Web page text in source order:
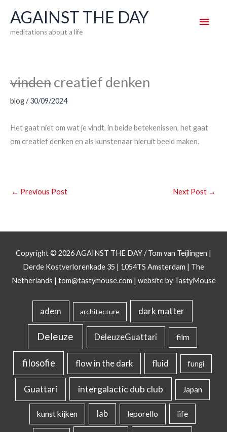
content
AGAINST THE DAY
meditations about a life
Main
vindencreatief denken
blog/30/09/2024
Het gaat niet om wat je vindt, in beide betekenissen, het gaat
om creatief denken en als kunstenaar hieruit beeld maken.
← Previous Post Next Post →
Copyright © 2026AGAINST THE DAY/ Tom van Teijlingen |
Derde Kostverlorenkade 35 | 1054TS Amsterdam | The
Netherlands | tom@tastymouse.com | website by TastyMouse
adem architecture dark matter
Deleuze DeleuzeGuattari film
filosofie flow in the dark fluid fungi
Guattari intergalactic dub club Japan
kunst kijken lab leporello life